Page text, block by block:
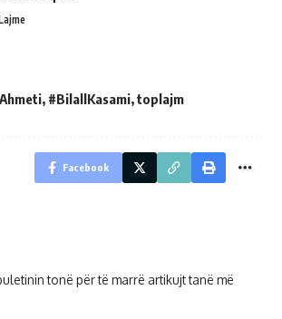
, #BilallKasami,toplajm
Facebook
tonë për të marrë artikujt tanë më